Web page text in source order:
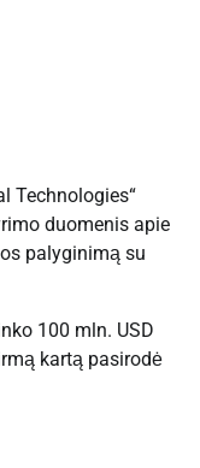
Technologies“
duomenis apie
palyginimą su
100 mln. USD
kartą pasirodė